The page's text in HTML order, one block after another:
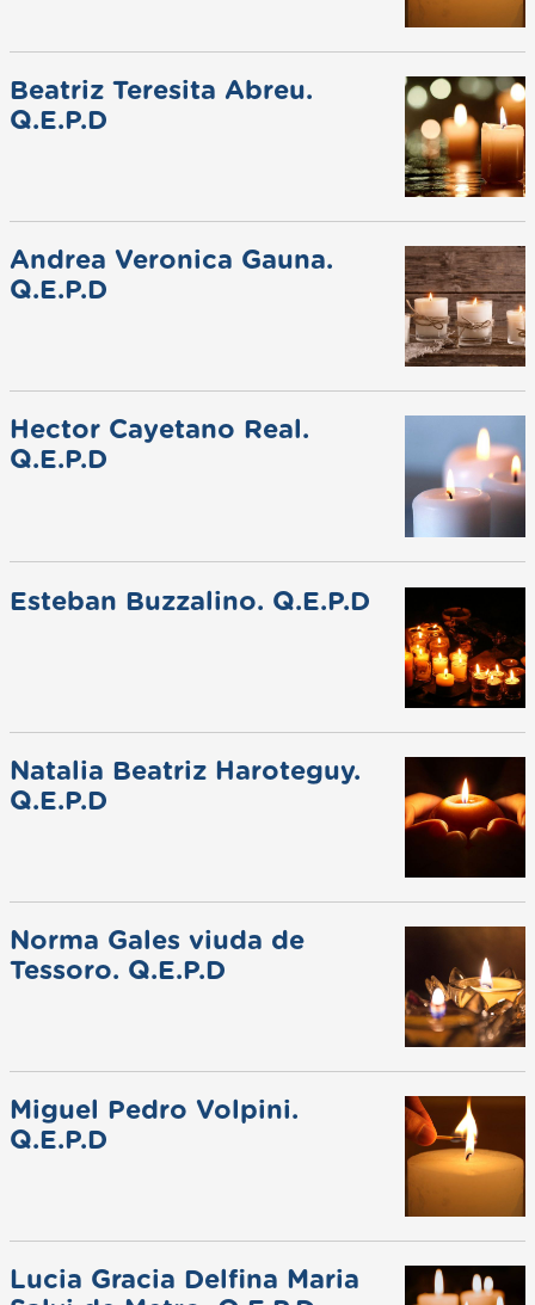
Beatriz Teresita Abreu.
Q.E.P.D
Andrea Veronica Gauna.
Q.E.P.D
Hector Cayetano Real.
Q.E.P.D
Esteban Buzzalino. Q.E.P.D
Natalia Beatriz Haroteguy.
Q.E.P.D
Norma Gales viuda de
Tessoro. Q.E.P.D
Miguel Pedro Volpini.
Q.E.P.D
Lucia Gracia Delfina Maria